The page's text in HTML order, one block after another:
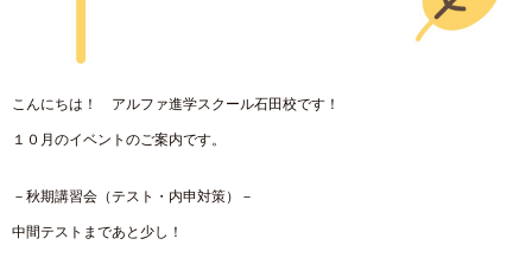
こんにちは！ アルファ進学スクール石田校です！
１０月のイベントのご案内です。
－秋期講習会（テスト・内申対策）－
中間テストまであと少し！